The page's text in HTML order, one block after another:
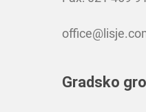
Gradsko